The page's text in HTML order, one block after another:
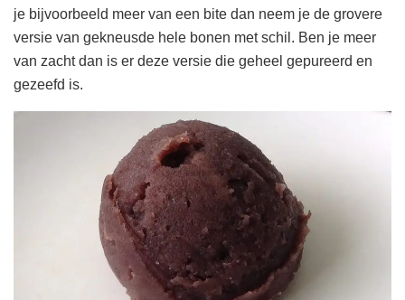
je bijvoorbeeld meer van een bite dan neem je de grovere
versie van gekneusde hele bonen met schil. Ben je meer
van zacht dan is er deze versie die geheel gepureerd en
gezeefd is.